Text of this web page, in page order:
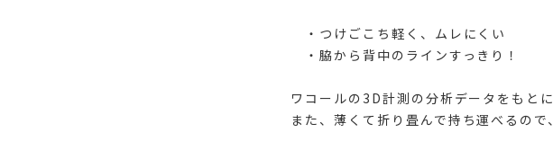
・つけごこち軽く、ムレにくい
・脇から背中のラインすっきり！
ワコールの3D計測の分析データをもと
また、薄くて折り畳んで持ち運べるの